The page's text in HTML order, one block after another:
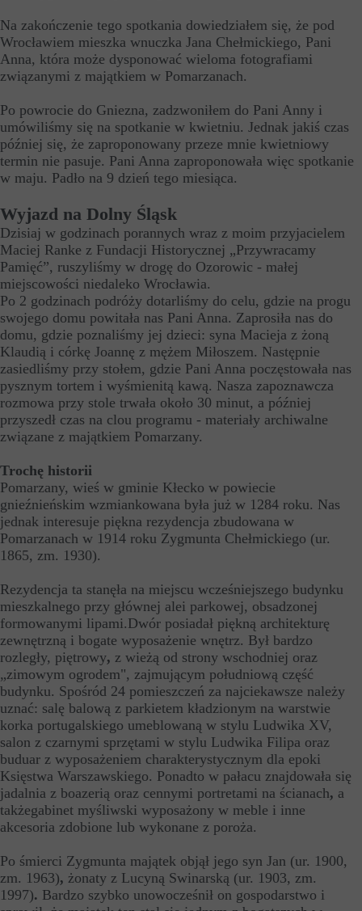
Na zakończenie tego spotkania dowiedziałem się, że pod
Wrocławiem mieszka wnuczka Jana Chełmickiego, Pani
Anna, która może dysponować wieloma fotografiami
związanymi z majątkiem w Pomarzanach.
Po powrocie do Gniezna, zadzwoniłem do Pani Anny i
umówiliśmy się na spotkanie w kwietniu. Jednak jakiś czas
później się, że zaproponowany przeze mnie kwietniowy
termin nie pasuje. Pani Anna zaproponowała więc spotkanie
w maju. Padło na 9 dzień tego miesiąca.
Wyjazd na Dolny Śląsk
Dzisiaj w godzinach porannych wraz z moim przyjacielem
Maciej Ranke z Fundacji Historycznej „Przywracamy
Pamięć”, ruszyliśmy w drogę do Ozorowic - małej
miejscowości niedaleko Wrocławia.
Po 2 godzinach podróży dotarliśmy do celu, gdzie na progu
swojego domu powitała nas Pani Anna. Zaprosiła nas do
domu, gdzie poznaliśmy jej dzieci: syna Macieja z żoną
Klaudią i córkę Joannę z mężem Miłoszem. Następnie
zasiedliśmy przy stołem, gdzie Pani Anna poczęstowała nas
pysznym tortem i wyśmienitą kawą. Nasza zapoznawcza
rozmowa przy stole trwała około 30 minut, a później
przyszedł czas na clou programu - materiały archiwalne
związane z majątkiem Pomarzany.
Trochę historii
Pomarzany, wieś w gminie Kłecko w powiecie
gnieźnieńskim wzmiankowana była już w 1284 roku. Nas
jednak interesuje piękna rezydencja zbudowana w
Pomarzanach w 1914 roku Zygmunta Chełmickiego (ur.
1865, zm. 1930).
Rezydencja ta stanęła na miejscu wcześniejszego budynku
mieszkalnego przy głównej alei parkowej, obsadzonej
formowanymi lipami.Dwór posiadał piękną architekturę
zewnętrzną i bogate wyposażenie wnętrz. Był bardzo
rozległy, piętrowy, z wieżą od strony wschodniej oraz
„zimowym ogrodem", zajmującym południową część
budynku. Spośród 24 pomieszczeń za najciekawsze należy
uznać: salę balową z parkietem kładzionym na warstwie
korka portugalskiego umeblowaną w stylu Ludwika XV,
salon z czarnymi sprzętami w stylu Ludwika Filipa oraz
buduar z wyposażeniem charakterystycznym dla epoki
Księstwa Warszawskiego. Ponadto w pałacu znajdowała się
jadalnia z boazerią oraz cennymi portretami na ścianach, a
takżegabinet myśliwski wyposażony w meble i inne
akcesoria zdobione lub wykonane z poroża.
Po śmierci Zygmunta majątek objął jego syn Jan (ur. 1900,
zm. 1963), żonaty z Lucyną Swinarską (ur. 1903, zm.
1997). Bardzo szybko unowocześnił on gospodarstwo i